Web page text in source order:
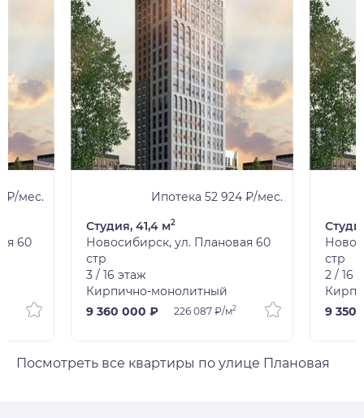
₽/мес.
60
Ипотека 52 924 ₽/мес.
Студия, 41,4 м2
Новосибирск, ул. Плановая 60
стр
3 / 16 этаж
Кирпично-монолитный
9 360 000 ₽
226 087 ₽/м2
стр
2 / 16
9 350
Посмотреть все квартиры по улице Плановая